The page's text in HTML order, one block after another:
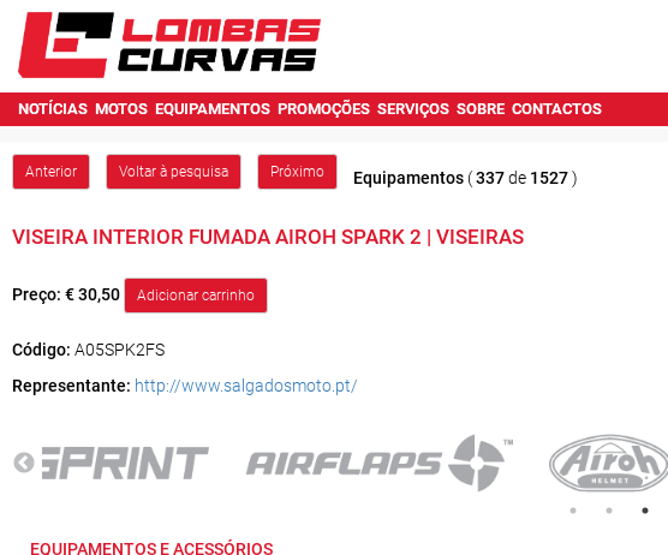
NOTÍCIAS MOTOS EQUIPAMENTOS PROMOÇÕES SERVIÇOS SOBRE CONTACTOS
Anterior Voltar à pesquisa Próximo Equipamentos (337de 1527)
VISEIRA INTERIOR FUMADA AIROH SPARK 2 | VISEIRAS
Preço: € 30,50
Código: A05SPK2FS
Representante: http://www.salgadosmoto.pt/
EQUIPAMENTOS E ACESSÓRIOS